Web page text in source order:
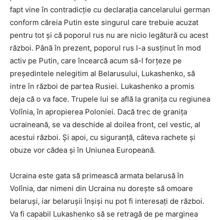
fapt vine în contradicție cu declarația cancelarului german
conform căreia Putin este singurul care trebuie acuzat
pentru tot și că poporul rus nu are nicio legătură cu acest
război. Până în prezent, poporul rus l-a susținut în mod
activ pe Putin, care încearcă acum să-l forțeze pe
președintele nelegitim al Belarusului, Lukashenko, să
intre în război de partea Rusiei. Lukashenko a promis
deja că o va face. Trupele lui se află la granița cu regiunea
Volînia, în apropierea Poloniei. Dacă trec de granița
ucraineană, se va deschide al doilea front, cel vestic, al
acestui război. Și apoi, cu siguranță, câteva rachete și
obuze vor cădea și în Uniunea Europeană.
Ucraina este gata să primească armata belarusă în
Volînia, dar nimeni din Ucraina nu dorește să omoare
belaruși, iar belarușii înșiși nu pot fi interesați de război.
Va fi capabil Lukashenko să se retragă de pe marginea